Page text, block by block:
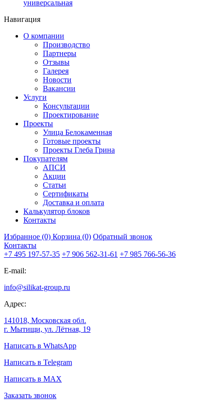
универсальная
Навигация
О компании
Производство
Партнеры
Отзывы
Галерея
Новости
Вакансии
Услуги
Консультации
Проектирование
Проекты
Улица Белокаменная
Готовые проекты
Проекты Глеба Грина
Покупателям
АПСИ
Акции
Статьи
Сертификаты
Доставка и оплата
Калькулятор блоков
Контакты
Избранное (0) Корзина (0) Обратный звонок
Контакты
+7 495 197-57-35 +7 906 562-31-61 +7 985 766-56-36
E-mail:
info@silikat-group.ru
Адрес:
141018, Московская обл.
г. Мытищи, ул. Лётная, 19
Написать в WhatsApp
Написать в Telegram
Написать в MAX
Заказать звонок